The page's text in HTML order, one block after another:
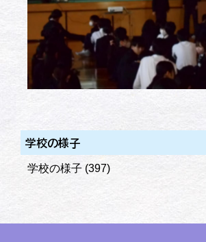
学校の様子
学校の様子 (397)